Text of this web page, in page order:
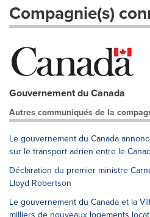
Compagnie(s)
Gouvernement du Canada
Autres communiqués de la
Le gouvernement du Canada
sur le transport aérien entre le
Déclaration du premier ministre
Lloyd Robertson
Le gouvernement du Canada et la
milliers de nouveaux logements